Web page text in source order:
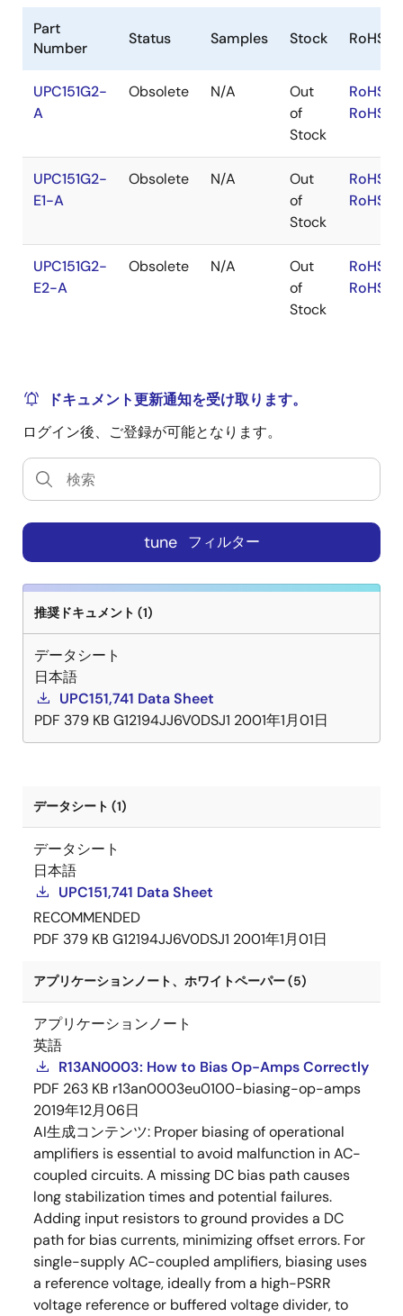
Part
Number
Status Samples Stock RoHS
UPC151G2-
A
Obsolete N/A
Out
of
Stock
UPC151G2-
E1-A
Obsolete N/A
Out
of
Stock
UPC151G2-
E2-A
Obsolete N/A
Out
of
Stock
ドキュメント更新通知を受け取ります。
ログイン後、ご登録が可能となります。
tune フィルター
推奨ドキュメント (1)
データシート
日本語
UPC151,741 Data Sheet
PDF 379 KB G12194JJ6V0DSJ1 2001年1月01日
データシート (1)
データシート
日本語
UPC151,741 Data Sheet
RECOMMENDED
PDF 379 KB G12194JJ6V0DSJ1 2001年1月01日
アプリケーションノート、ホワイトペーパー (5)
アプリケーションノート
英語
R13AN0003: How to Bias Op-Amps Correctly
PDF 263 KB r13an0003eu0100-biasing-op-amps
2019年12月06日
AI生成コンテンツ: Proper biasing of operational
amplifiers is essential to avoid malfunction in AC-
coupled circuits. A missing DC bias path causes
long stabilization times and potential failures.
Adding input resistors to ground provides a DC
path for bias currents, minimizing offset errors. For
single-supply AC-coupled amplifiers, biasing uses
a reference voltage, ideally from a high-PSRR
voltage reference or buffered voltage divider, to